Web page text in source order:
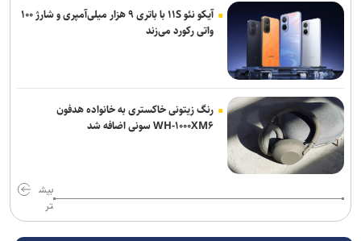
آیکو نئو ۱۱S با باتری ۹ هزار میلی‌آمپری و شارژ ۱۰۰
واتی رکورد می‌زند
رنگ زیتونی خاکستری به خانواده هدفون
WH-۱۰۰۰XM۶ سونی اضافه شد
بیش
تر